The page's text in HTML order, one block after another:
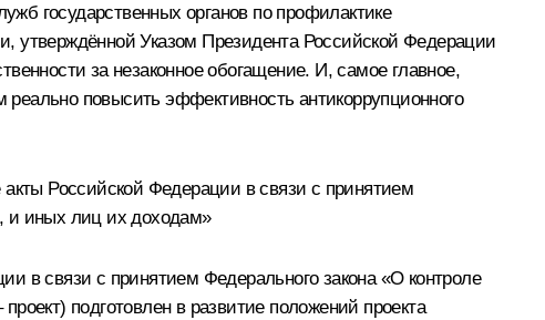
государственных органов по профилактике
утверждённой Указом Президента Российской Федерации
за незаконное обогащение. И, самое главное,
повысить эффективность антикоррупционного
акты Российской Федерации в связи с принятием
и иных лиц их доходам»
в связи с принятием Федерального закона «О контроле
подготовлен в развитие положений проекта